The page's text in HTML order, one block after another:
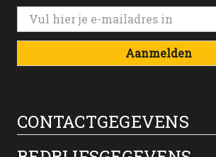
Aanmelden
CONTACTGEGEVENS